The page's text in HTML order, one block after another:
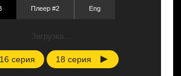
Плеер #2 Eng
Загрузка...
16 серия 18 серия